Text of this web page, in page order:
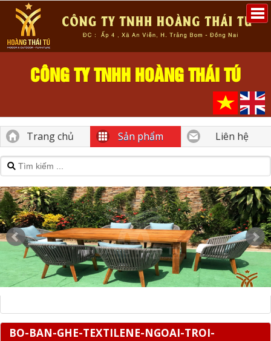
CÔNG TY TNHH HOÀNG THÁI TÚ
Trang chủ Sản phẩm Liên hệ
BO-BAN-GHE-TEXTILENE-NGOAI-TROI-